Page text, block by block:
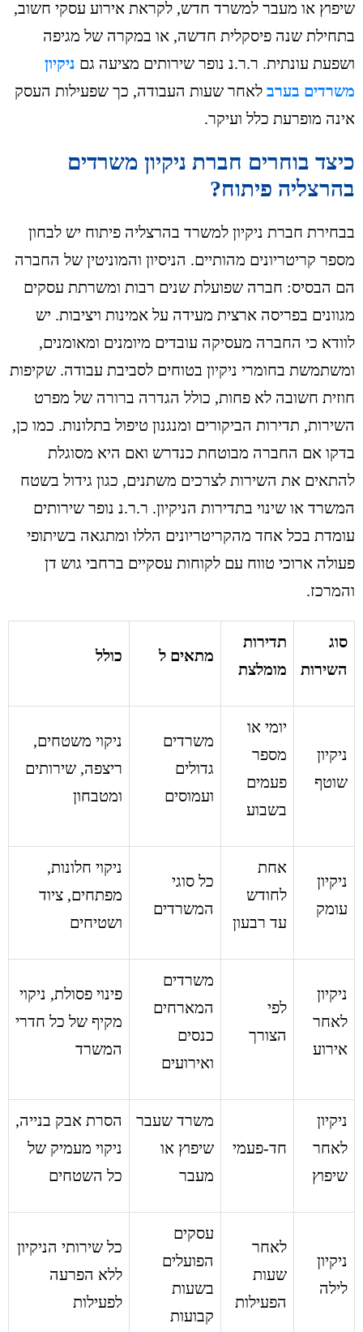
שיפוץ או מעבר למשרד חדש, לקראת אירוע עסקי חשוב,
בתחילת שנה פיסקלית חדשה, או במקרה של מגיפה
ושפעת עונתית. ר.ר.נ נופר שירותים מציעה גם ניקיון
משרדים בערב לאחר שעות העבודה, כך שפעילות העסק
אינה מופרעת כלל ועיקר.
כיצד בוחרים חברת ניקיון משרדים
בהרצליה פיתוח?
בבחירת חברת ניקיון למשרד בהרצליה פיתוח יש לבחון
מספר קריטריונים מהותיים. הניסיון והמוניטין של החברה
הם הבסיס: חברה שפועלת שנים רבות ומשרתת עסקים
מגוונים בפריסה ארצית מעידה על אמינות ויציבות. יש
לוודא כי החברה מעסיקה עובדים מיומנים ומאומנים,
ומשתמשת בחומרי ניקיון בטוחים לסביבת עבודה. שקיפות
חוזית חשובה לא פחות, כולל הגדרה ברורה של מפרט
השירות, תדירות הביקורים ומנגנון טיפול בתלונות. כמו כן,
בדקו אם החברה מבוטחת כנדרש ואם היא מסוגלת
להתאים את השירות לצרכים משתנים, כגון גידול בשטח
המשרד או שינוי בתדירות הניקיון. ר.ר.נ נופר שירותים
עומדת בכל אחד מהקריטריונים הללו ומתגאה בשיתופי
פעולה ארוכי טווח עם לקוחות עסקיים ברחבי גוש דן
והמרכז.
סוג
השירות
תדירות
מומלצת
מתאים ל כולל
ניקיון
שוטף
יומי או
מספר
פעמים
בשבוע
משרדים
גדולים
ועמוסים
ניקוי משטחים,
ריצפה, שירותים
ומטבחון
ניקיון
עומק
אחת
לחודש
עד רבעון
כל סוגי
המשרדים
ניקוי חלונות,
מפתחים, ציוד
ושטיחים
ניקיון
לאחר
אירוע
לפי
הצורך
משרדים
המארחים
כנסים
ואירועים
פינוי פסולת, ניקוי
מקיף של כל חדרי
המשרד
ניקיון
לאחר
שיפוץ
חד-פעמי
משרד שעבר
שיפוץ או
מעבר
הסרת אבק בנייה,
ניקוי מעמיק של
כל השטחים
ניקיון
לילה
לאחר
שעות
הפעילות
עסקים
הפועלים
בשעות
קבועות
כל שירותי הניקיון
ללא הפרעה
לפעילות